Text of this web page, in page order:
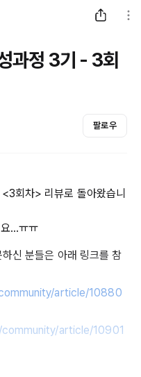
과정 3기 - 3회
팔로우
회차> 리뷰로 돌아왔습니
...ㅠㅠ
신 분들은 아래 링크를 참
article/10880
article/10901